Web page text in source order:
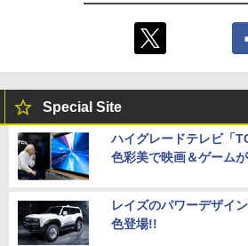
Special Site
ハイグレードテレビ「
色彩美で映画＆ゲーム
レイズのパワーデザイ
色登場!!